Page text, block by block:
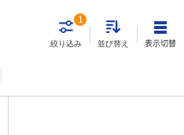
絞り込み
1
並び替え 表示切替